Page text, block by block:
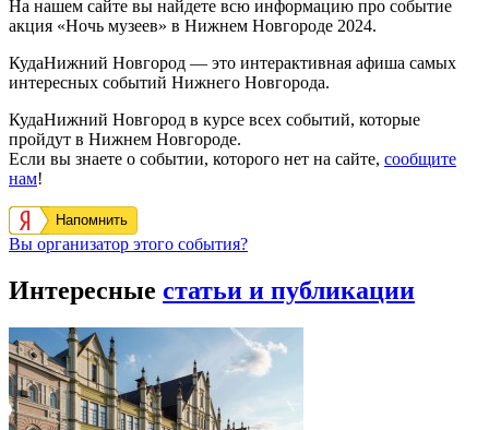
На нашем сайте вы найдете всю информацию про событие
акция «Ночь музеев» в Нижнем Новгороде 2024.
КудаНижний Новгород — это интерактивная афиша самых
интересных событий Нижнего Новгорода.
КудаНижний Новгород в курсе всех событий, которые
пройдут в Нижнем Новгороде.
Если вы знаете о событии, которого нет на сайте, сообщите
нам!
Напомнить
Вы организатор этого события?
Интересные статьи и публикации